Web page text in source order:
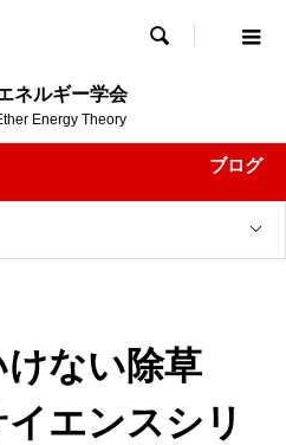
ネルギー学会
Energy Theory

ブログ
けない除草
エンスシリ